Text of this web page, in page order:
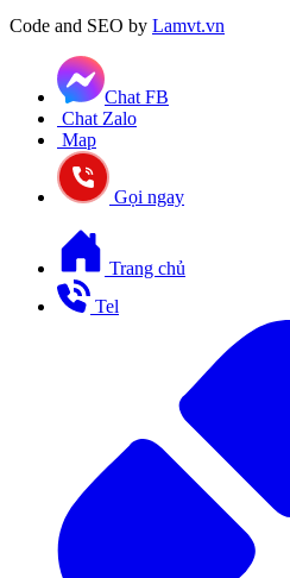
Code and SEO by Lamvt.vn
Chat FB
Chat Zalo
Map
Gọi ngay
Trang chủ
Tel